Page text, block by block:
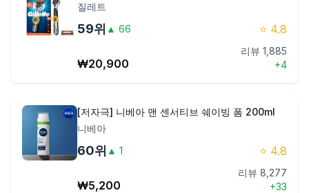
질레트
59위 ▲ 66 ⭐ 4.8
₩20,900
리뷰 1,885
+4
[저자극] 니베아 맨 센서티브 쉐이빙 폼 200ml
니베아
60위 ▲ 1 ⭐ 4.8
₩5,200
리뷰 8,277
+33